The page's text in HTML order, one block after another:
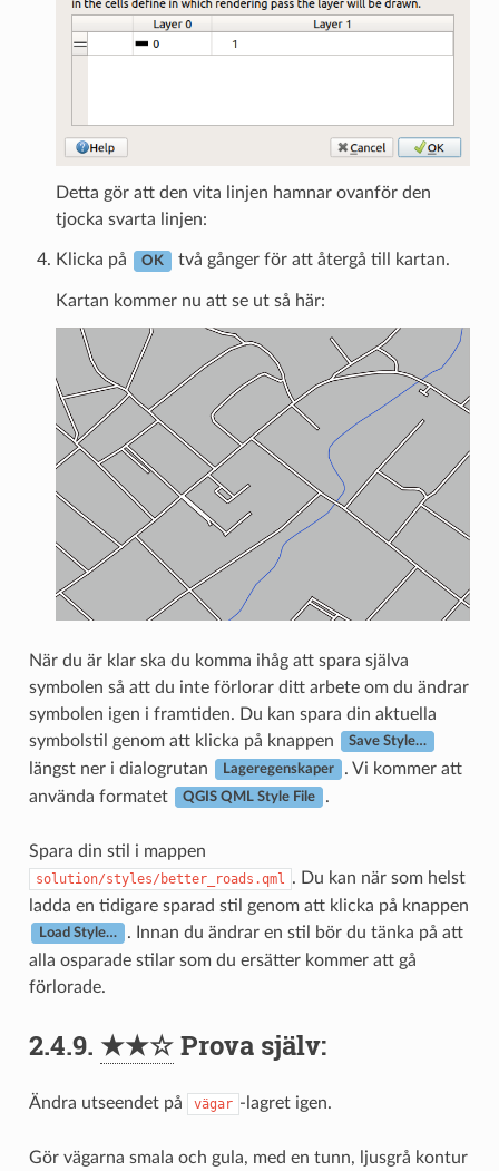
Detta gör att den vita linjen hamnar ovanför den
tjocka svarta linjen:
Klicka på OK två gånger för att återgå till kartan.
Kartan kommer nu att se ut så här:
När du är klar ska du komma ihåg att spara själva
symbolen så att du inte förlorar ditt arbete om du ändrar
symbolen igen i framtiden. Du kan spara din aktuella
symbolstil genom att klicka på knappen
Save Style…
längst ner i dialogrutan Lageregenskaper
. Vi kommer att
använda formatet
QGIS QML Style File .
Spara din stil i mappen
solution/styles/better_roads.qml
. Du kan när som helst
ladda en tidigare sparad stil genom att klicka på knappen
Load Style…
. Innan du ändrar en stil bör du tänka på att
alla osparade stilar som du ersätter kommer att gå
förlorade.
2.4.9. ★★☆Prova själv:
Ändra utseendet på vägar -lagret igen.
Gör vägarna smala och gula, med en tunn, ljusgrå kontur